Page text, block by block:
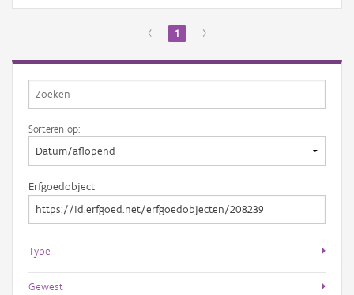
‹ 1 ›
Sorteren op:
Erfgoedobject
Type
Gewest